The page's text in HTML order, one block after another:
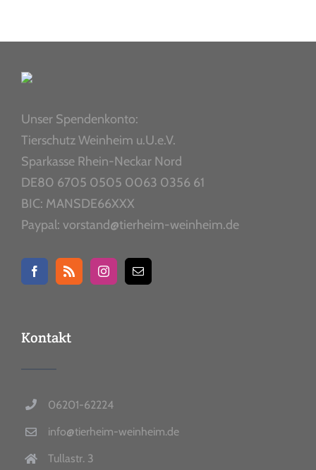
Unser Spendenkonto:
Tierschutz Weinheim u.U.e.V.
Sparkasse Rhein-Neckar Nord
DE80 6705 0505 0063 0356 61
BIC: MANSDE66XXX
Paypal: vorstand@tierheim-weinheim.de
Kontakt
06201-62224
info@tierheim-weinheim.de
Tullastr. 3